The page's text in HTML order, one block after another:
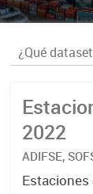
2022
ADIFSE,